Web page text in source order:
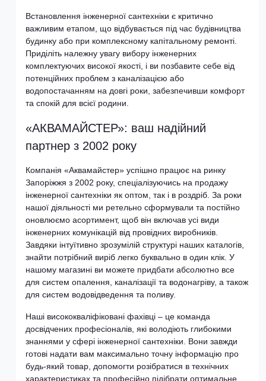
Встановлення інженерної сантехніки є критично
важливим етапом, що відбувається під час будівництва
будинку або при комплексному капітальному ремонті.
Приділіть належну увагу вибору інженерних
комплектуючих високої якості, і ви позбавите себе від
потенційних проблем з каналізацією або
водопостачанням на довгі роки, забезпечивши комфорт
та спокій для всієї родини.
«АКВАМАЙСТЕР»: ваш надійний
партнер з 2002 року
Компанія «Аквамайстер» успішно працює на ринку
Запоріжжя з 2002 року, спеціалізуючись на продажу
інженерної сантехніки як оптом, так і в роздріб. За роки
нашої діяльності ми ретельно сформували та постійно
оновлюємо асортимент, щоб він включав усі види
інженерних комунікацій від провідних виробників.
Завдяки інтуїтивно зрозумілій структурі наших каталогів,
знайти потрібний виріб легко буквально в один клік. У
нашому магазині ви можете придбати абсолютно все
для систем опалення, каналізації та водонагріву, а також
для систем водовідведення та поливу.
Наші висококваліфіковані фахівці – це команда
досвідчених професіоналів, які володіють глибокими
знаннями у сфері інженерної сантехніки. Вони завжди
готові надати вам максимально точну інформацію про
будь-який товар, допомогти розібратися в технічних
характеристиках та професійно підібрати оптимальне